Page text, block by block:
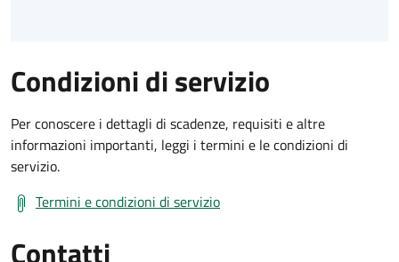
Condizioni di servizio
Per conoscere i dettagli di scadenze, requisiti e altre
informazioni importanti, leggi i termini e le condizioni di
servizio.
Termini e condizioni di servizio
Contatti